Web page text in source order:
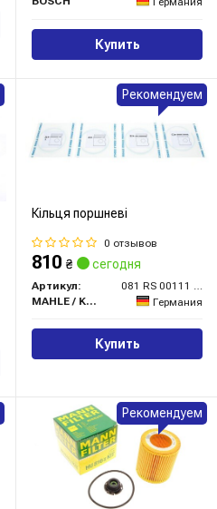
Купить
Кільця поршневі
0 отзывов
810 ₴ сегодня
Артикул:
MAHLE / KNECHT
Германия
Купить
Рекомендуем
Рекомендуем